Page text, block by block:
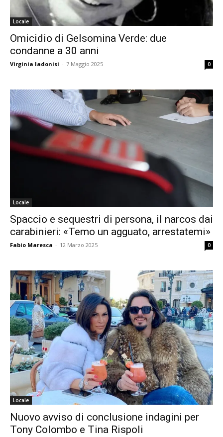
Locale
Omicidio di Gelsomina Verde: due
condanne a 30 anni
Virginia Iadonisi - 7 Maggio 2025 0
Locale
Spaccio e sequestri di persona, il narcos dai
carabinieri: «Temo un agguato, arrestatemi»
Fabio Maresca - 12 Marzo 2025 0
Locale
Nuovo avviso di conclusione indagini per
Tony Colombo e Tina Rispoli